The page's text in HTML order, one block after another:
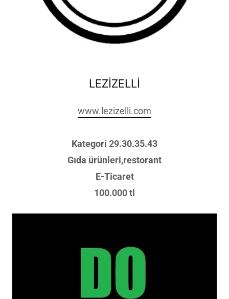
LEZİZELLİ
www.lezizelli.com
Kategori 29.30.35.43
Gıda ürünleri,restorant
E-Ticaret
100.000 tl